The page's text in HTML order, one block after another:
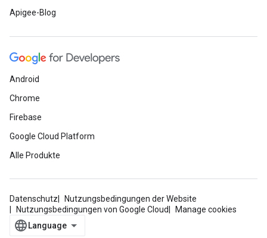
Apigee-Blog
Android
Chrome
Firebase
Google Cloud Platform
Alle Produkte
Datenschutz
Nutzungsbedingungen der Website
Nutzungsbedingungen von Google Cloud
Manage cookies